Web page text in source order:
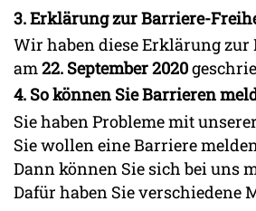
3. Erklärung zur Barriere-
Wir haben diese Erklärung zur
am22. September 2020
4. So können Sie Barrieren
Sie haben Probleme mit
Sie wollen eine Barriere
Dann können Sie sich bei uns
Dafür haben Sie verschiedene